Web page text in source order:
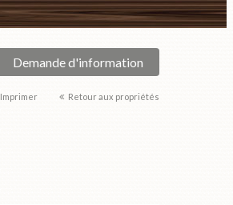
Demande d'information
Imprimer Retour aux propriétés